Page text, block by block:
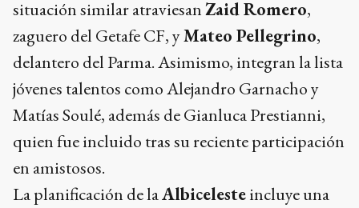
situación similar atraviesanZaid Romero,
zaguero del Getafe CF, yMateo Pellegrino,
delantero del Parma. Asimismo, integran la lista
jóvenes talentos como Alejandro Garnacho y
Matías Soulé, además de Gianluca Prestianni,
quien fue incluido tras su reciente participación
en amistosos.
La planificación de laAlbicelesteincluye una